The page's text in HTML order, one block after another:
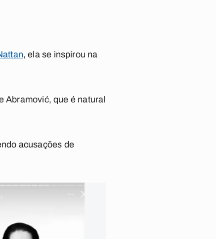
, ela se inspirou na
Abramović, que é natural
acusações de